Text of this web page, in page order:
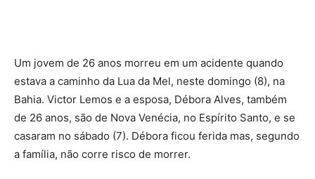
Um jovem de 26 anos morreu em um acidente quando
estava a caminho da Lua da Mel, neste domingo (8), na
Bahia. Victor Lemos e a esposa, Débora Alves, também
de 26 anos, são de Nova Venécia, no Espírito Santo, e se
casaram no sábado (7). Débora ficou ferida mas, segundo
a família, não corre risco de morrer.